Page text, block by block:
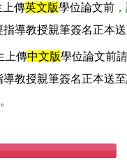
上傳英文版學位論文前
指導教授親筆簽名正本
上傳中文版學位論文前
導教授親筆簽名正本送